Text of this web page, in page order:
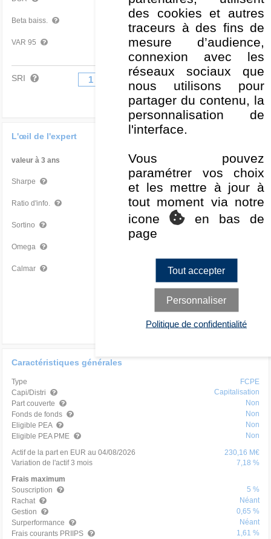
Beta baiss. 1,00 Moyen
VAR 95 -3,14 % Moyen
SRI 1 5 7
L'œil de l'expert
valeur à 3 ans Par rapport à la Cat
Sharpe 0,72
Ratio d'info. -0,73 Mauvais
Sortino 1,02 Bon
Omega
Calmar Bon
Caractéristiques générales
Type
FCPE
Capi/Distri
Capitalisation
Part couverte
Non
Fonds de fonds
Non
Eligible PEA
Non
Eligible PEA PME
Non
Actif de la part en EUR au 04/08/2026
230,16 M€
Variation de l'actif 3 mois
7,18 %
Frais maximum
Souscription
5 %
Rachat
Néant
Gestion
0,65 %
Surperformance
Néant
Frais courants PRIIPS
1,61 %
des cookies et autres
traceurs à des fins de
mesure d’audience,
connexion avec les
réseaux sociaux que
nous utilisons pour
partager du contenu, la
personnalisation de
l'interface.
Vous pouvez
paramétrer vos choix
et les mettre à jour à
tout moment via notre
icone
en bas de
page
Tout accepter
Personnaliser
Politique de confidentialité